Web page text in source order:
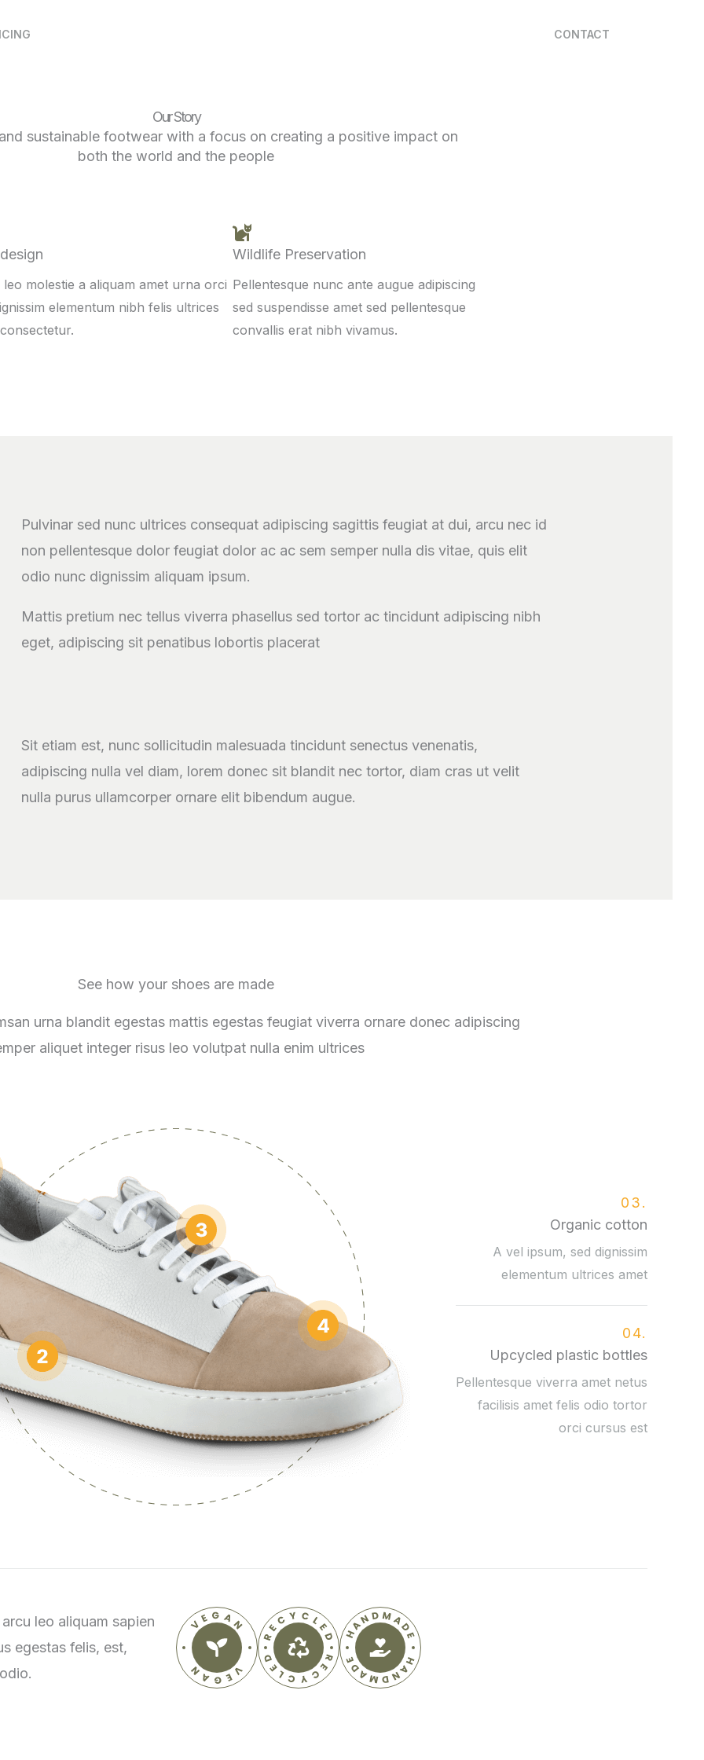
CONTACT
Our Story
sustainable footwear with a focus on creating a positive impact on
both the world and the people
leo molestie a aliquam amet urna orci
elementum nibh felis ultrices
Wildlife Preservation
Pellentesque nunc ante augue adipiscing
sed suspendisse amet sed pellentesque
convallis erat nibh vivamus.
Pulvinar sed nunc ultrices consequat adipiscing sagittis feugiat at dui, arcu nec id
non pellentesque dolor feugiat dolor ac ac sem semper nulla dis vitae, quis elit
odio nunc dignissim aliquam ipsum.
Mattis pretium nec tellus viverra phasellus sed tortor ac tincidunt adipiscing nibh
eget, adipiscing sit penatibus lobortis placerat
Sit etiam est, nunc sollicitudin malesuada tincidunt senectus venenatis,
adipiscing nulla vel diam, lorem donec sit blandit nec tortor, diam cras ut velit
nulla purus ullamcorper ornare elit bibendum augue.
See how your shoes are made
urna blandit egestas mattis egestas feugiat viverra ornare donec adipiscing
aliquet integer risus leo volutpat nulla enim ultrices
03.
Organic cotton
A vel ipsum, sed dignissim
elementum ultrices amet
04.
Upcycled plastic bottles
Pellentesque viverra amet netus
facilisis amet felis odio tortor
orci cursus est
leo aliquam sapien
egestas felis, est,